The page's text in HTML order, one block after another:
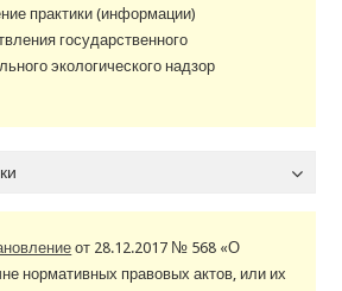
практики (информации)
государственного
экологического надзор
от 28.12.2017 № 568 «О
нормативных правовых актов, или их